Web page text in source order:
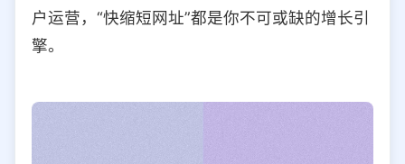
户运营，“快缩短网址”都是你不可或缺的增长引
擎。